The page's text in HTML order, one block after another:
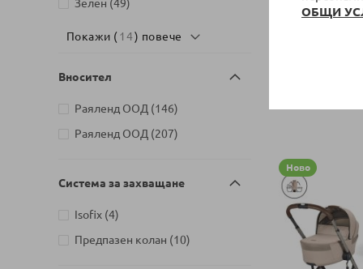
ОБЩИ
4, Style
Luxury Denim
1
Ново
Зелен 49
Покажи (14) повече
Вносител
Раяленд ООД 146
артикули
Раяленд ООД
207
артикули
Система за захващане
Isofix 4
артикули
Предпазен колан
10
артикули